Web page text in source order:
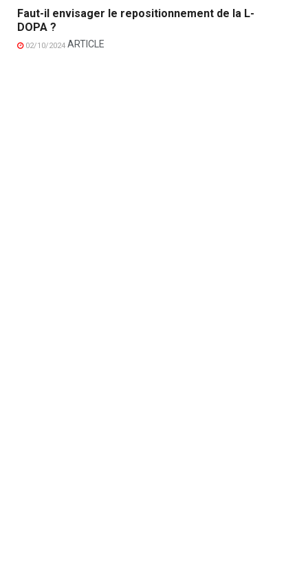
Faut-il envisager le repositionnement de la L-
DOPA ?
02/10/2024 ARTICLE